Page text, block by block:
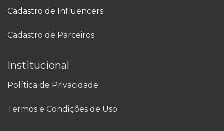
Cadastro de Influencers
Cadastro de Parceiros
Institucional
Política de Privacidade
Termos e Condições de Uso